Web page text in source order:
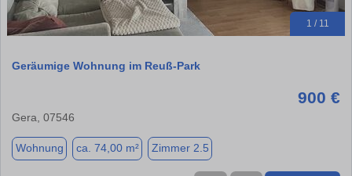
1 / 11
Geräumige Wohnung im Reuß-Park
900 €
Gera, 07546
Wohnung ca. 74,00 m² Zimmer 2.5